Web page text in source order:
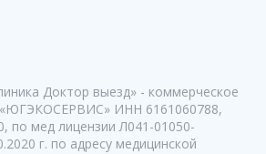
Доктор выезд» - коммерческое
ИНН 6161060788,
по мед лицензии Л041-01050-
г. по адресу медицинской